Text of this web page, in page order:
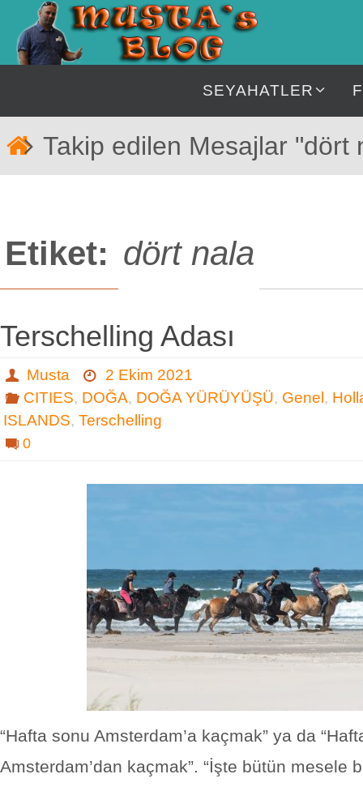
İçeriğe
geç
SEYAHATLER
Takip edilen Mesajlar "dört
Etiket: dört nala
Terschelling Adası
Musta
2 Ekim 2021
CITIES, DOĞA, DOĞA YÜRÜYÜŞÜ, Genel ,
ISLANDS, Terschelling
0
“Hafta sonu Amsterdam’a kaçmak” ya da
Amsterdam’dan kaçmak”. “İşte bütün mesele